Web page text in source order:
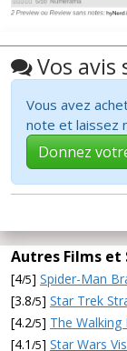
Vos avis
Vous avez
note et laissez
Donnez
Autres Films et
[4/5] Spider-Man
[3.8/5] Star Trek
[4.2/5] The
[4.1/5] Star Wars